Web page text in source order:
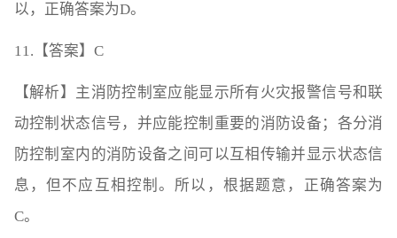
以，正确答案为D。
11.【答案】C
【解析】主消防控制室应能显示所有火灾报警信号和联
动控制状态信号，并应能控制重要的消防设备；各分消
防控制室内的消防设备之间可以互相传输并显示状态信
息，但不应互相控制。所以，根据题意，正确答案为
C。